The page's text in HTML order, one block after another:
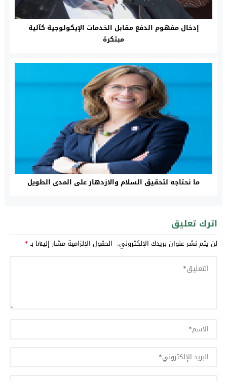
إدخال مفهوم الدفع مقابل الخدمات الإيكولوجية كآلية
مبتكرة
ما نحتاجه لتحقيق السلام والازدهار على المدى الطويل
اترك تعليق
لن يتم نشر عنوان بريدك الإلكتروني. الحقول الإلزامية مشار إليها بـ*